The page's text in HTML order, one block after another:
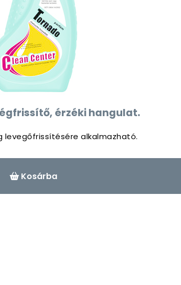
érzéki hangulat.
levegőfrissítésére alkalmazható.
Kosárba